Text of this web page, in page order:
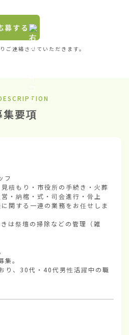
募する
ご連絡させていただきます。
集要項
フ
積もり・市役所の手続き・火葬
・納棺・式・司会進行・骨上
関する一連の業務をお任せしま
は祭壇の掃除などの管理（雑
。
り、30代・40代男性活躍中の職